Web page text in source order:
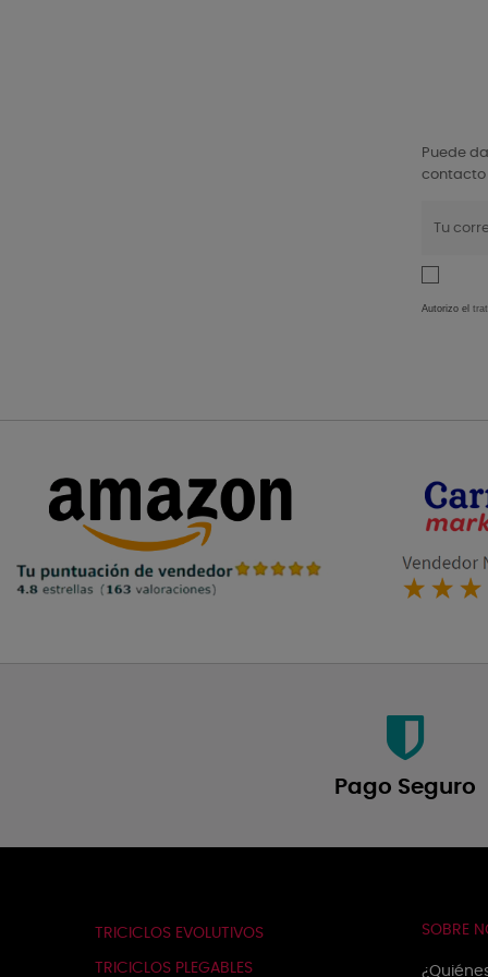
Puede
contacto
Autorizo el
Pago Seguro
TRICICLOS EVOLUTIVOS
TRICICLOS PLEGABLES
SOBRE